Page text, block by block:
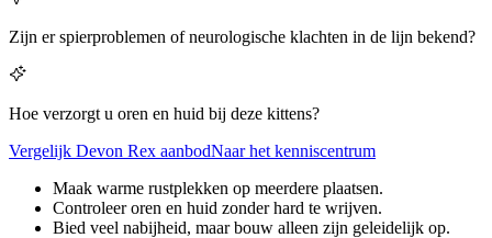
Zijn er spierproblemen of neurologische klachten in de lijn bekend?
Hoe verzorgt u oren en huid bij deze kittens?
Vergelijk Devon Rex aanbodNaar het kenniscentrum
Maak warme rustplekken op meerdere plaatsen.
Controleer oren en huid zonder hard te wrijven.
Bied veel nabijheid, maar bouw alleen zijn geleidelijk op.